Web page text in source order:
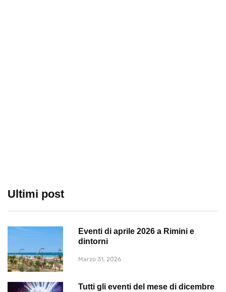
Ultimi post
Eventi di aprile 2026 a Rimini e
dintorni
Marzo 31, 2026
Tutti gli eventi del mese di dicembre